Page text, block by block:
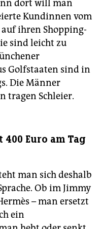
dort will man
Kundinnen vom
ihren Shopping-
sind leicht zu
Golfstaaten sind in
Die Männer
tragen Schleier.
Euro am Tag
man sich deshalb
Ob im Jimmy
– man ersetzt
ein